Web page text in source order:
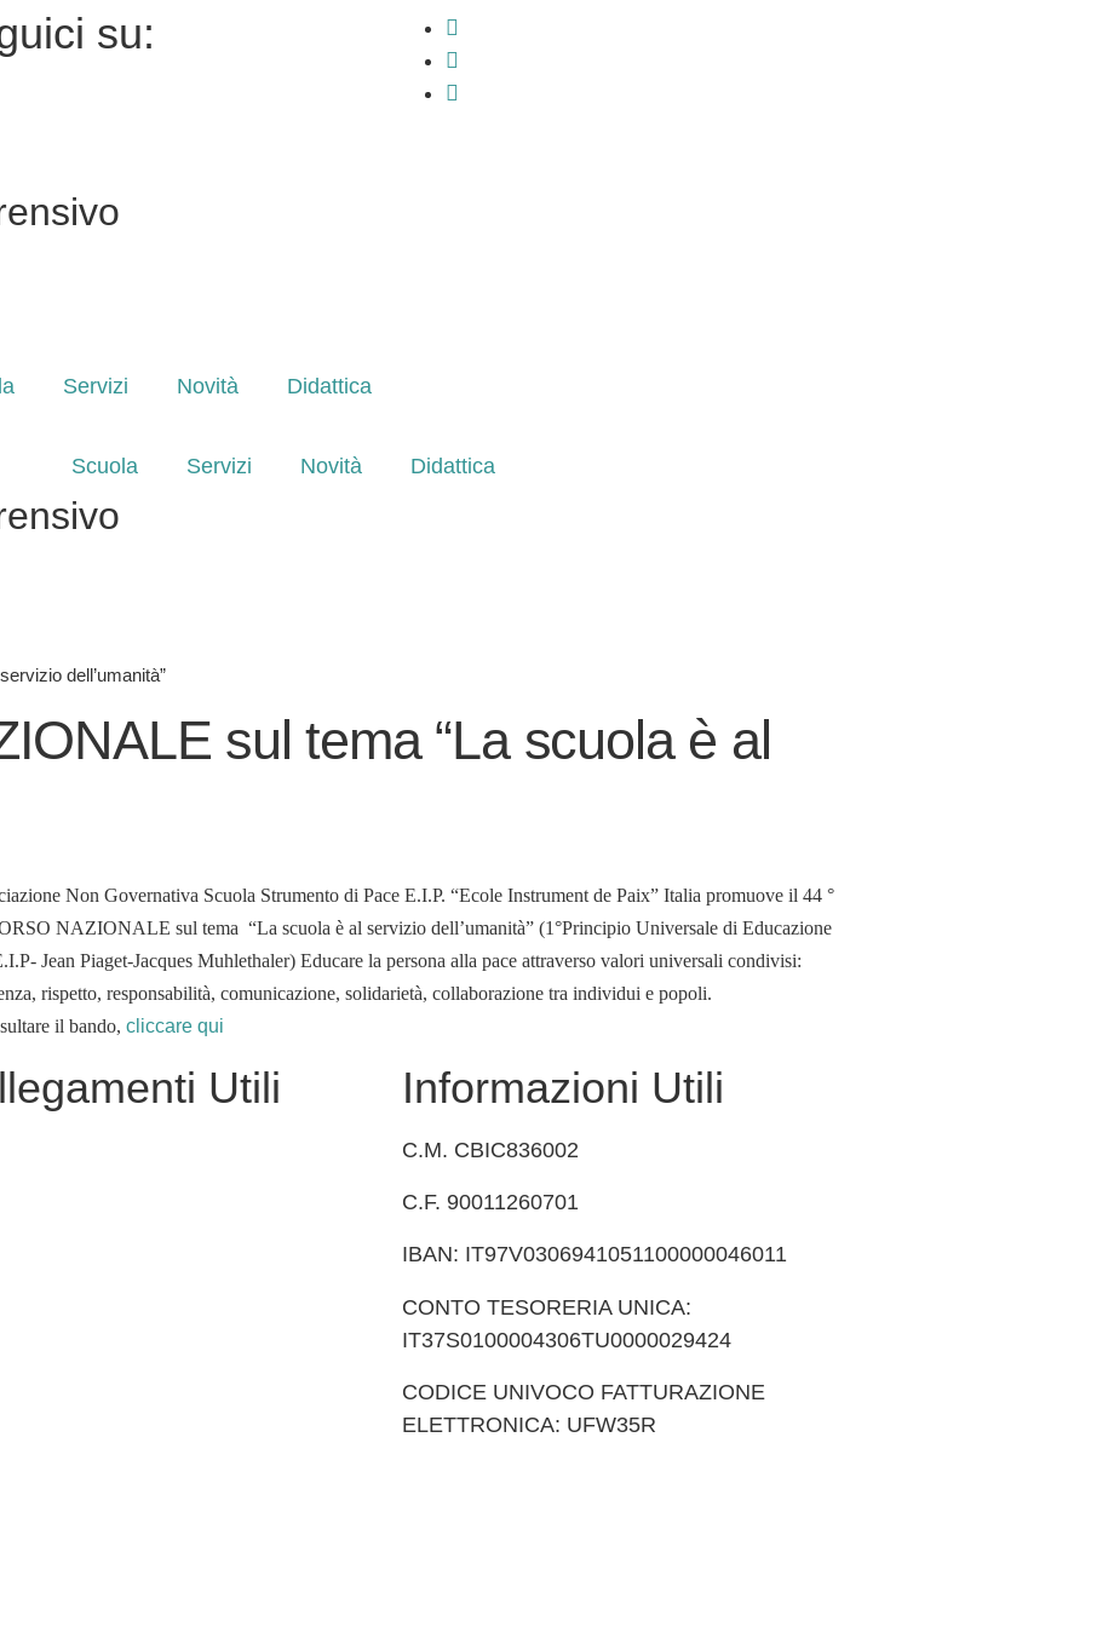
su:
Servizi Novità Didattica
Scuola Servizi Novità Didattica
dell’umanità”
sul tema “La scuola è al
Non Governativa Scuola Strumento di Pace E.I.P. “Ecole Instrument de Paix” Italia promuove il 44 °
NAZIONALE sul tema “La scuola è al servizio dell’umanità” (1°Principio Universale di Educazione
Jean Piaget-Jacques Muhlethaler) Educare la persona alla pace attraverso valori universali condivisi:
rispetto, responsabilità, comunicazione, solidarietà, collaborazione tra individui e popoli.
il bando, cliccare qui
Utili Informazioni Utili
C.M. CBIC836002
C.F. 90011260701
IBAN: IT97V0306941051100000046011
CONTO TESORERIA UNICA:
IT37S0100004306TU0000029424
CODICE UNIVOCO FATTURAZIONE
ELETTRONICA: UFW35R